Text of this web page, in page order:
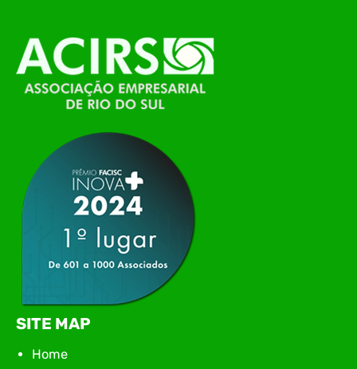
ACIRS, Jardel José Busarello, com os núcleos…
SITE MAP
Home